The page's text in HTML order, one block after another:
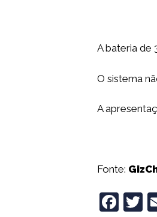
A bateria de
O sistema
A
Fonte:
F
T